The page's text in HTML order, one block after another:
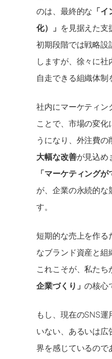
のは、最終的な 「
化）」 を見据えた支
初期段階では戦略設
しますが、徐々に社
自走できる組織体制
社内にマーケティン
ことで、市場の変化
うになり、外注費の
大幅な改善が見込め
「マーケティングが
が、企業の永続的
す。
短期的な売上を作る
なブランド資産と組
これこそが、私たち
企業づくり」の核心
もし、現在のSNS
いない、あるいは広
界を感じているので